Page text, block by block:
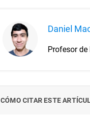
Daniel
Profesor
CÓMO CITAR ESTE